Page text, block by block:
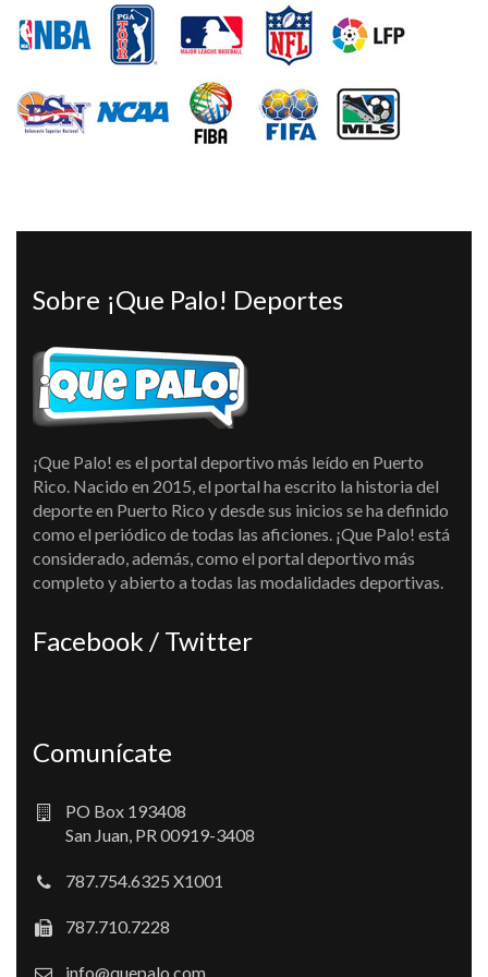
Sobre ¡Que Palo! Deportes
¡Que Palo! es el portal deportivo más leído en Puerto
Rico. Nacido en 2015, el portal ha escrito la historia del
deporte en Puerto Rico y desde sus inicios se ha definido
como el periódico de todas las aficiones. ¡Que Palo! está
considerado, además, como el portal deportivo más
completo y abierto a todas las modalidades deportivas.
Facebook / Twitter
Comunícate
PO Box 193408
San Juan, PR 00919-3408
787.754.6325 X1001
787.710.7228
info@quepalo.com